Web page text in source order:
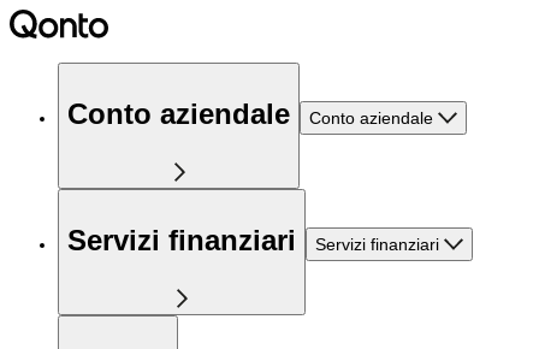
Conto aziendale Conto aziendale
Servizi finanziari Servizi finanziari